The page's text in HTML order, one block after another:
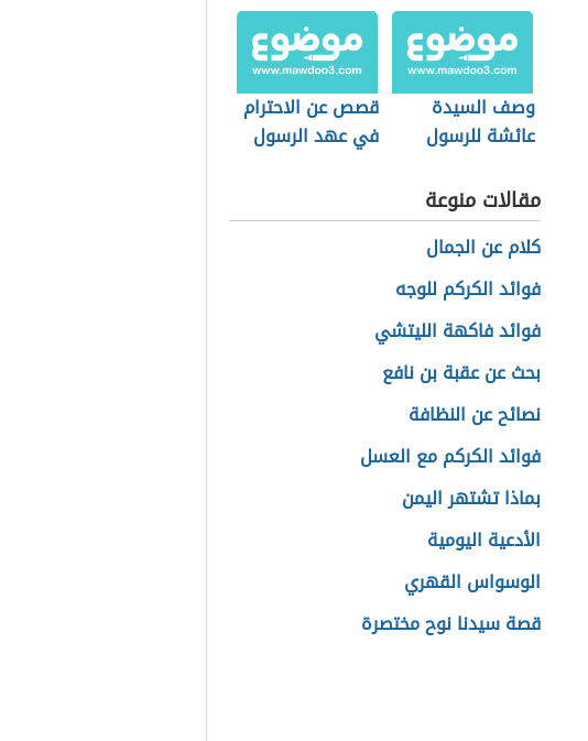
الأضحى؟
وصف السيدة
عائشة للرسول
قصص عن الاحترام
في عهد الرسول
مقالات منوعة
كلام عن الجمال
فوائد الكركم للوجه
فوائد فاكهة الليتشي
بحث عن عقبة بن نافع
نصائح عن النظافة
فوائد الكركم مع العسل
بماذا تشتهر اليمن
الأدعية اليومية
الوسواس القهري
قصة سيدنا نوح مختصرة